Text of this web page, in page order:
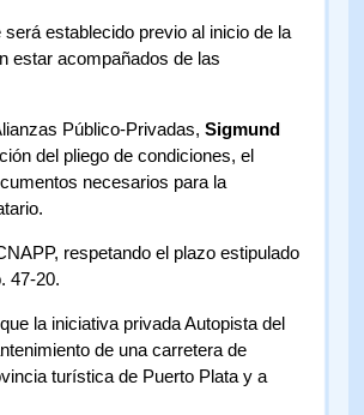
establecido previo al inicio de la
estar acompañados de las
Público-Privadas, Sigmund
del pliego de condiciones, el
necesarios para la
respetando el plazo estipulado
47-20.
la iniciativa privada Autopista del
de una carretera de
turística de Puerto Plata y a